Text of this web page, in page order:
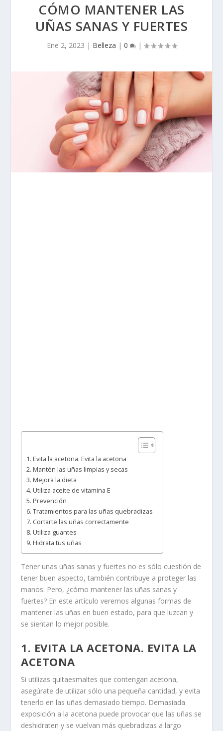
CÓMO MANTENER LAS
UÑAS SANAS Y FUERTES
Ene 2, 2023 | Belleza | 0 |
1. Evita la acetona. Evita la acetona
2. Mantén las uñas limpias y secas
3. Mejora la dieta
4. Utiliza aceite de vitamina E
5. Prevención
6. Tratamientos para las uñas quebradizas
7. Cortarte las uñas correctamente
8. Utiliza guantes
9. Hidrata tus uñas
Tener unas uñas sanas y fuertes no es sólo cuestión de
tener buen aspecto, también contribuye a proteger las
manos. Pero, ¿cómo mantener las uñas sanas y
fuertes? En este artículo veremos algunas formas de
mantener las uñas en buen estado, para que luzcan y
se sientan lo mejor posible.
1. EVITA LA ACETONA. EVITA LA
ACETONA
Si utilizas quitaesmaltes que contengan acetona,
asegúrate de utilizar sólo una pequeña cantidad, y evita
tenerlo en las uñas demasiado tiempo. Demasiada
exposición a la acetona puede provocar que las uñas se
deshidraten y se vuelvan más quebradizas a largo